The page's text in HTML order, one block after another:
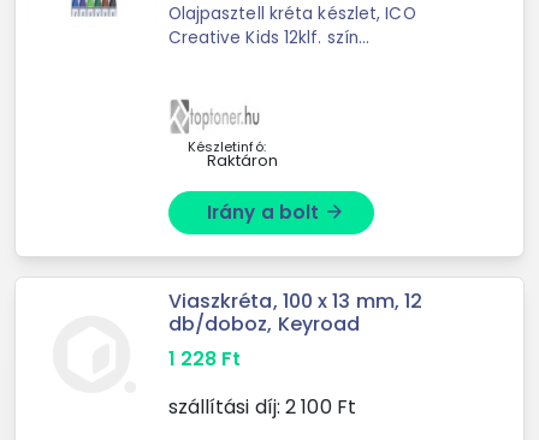
Olajpasztell kréta készlet, ICO
Creative Kids 12klf. szín
színintenzitás. 12 db-os ...
Készletinfó:
Raktáron
Irány a bolt arrow_forward
Viaszkréta, 100 x 13 mm, 12
db/doboz, Keyroad
1 228 Ft
szállítási díj: 2 100Ft